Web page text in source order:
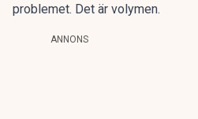
problemet. Det är volymen.
ANNONS